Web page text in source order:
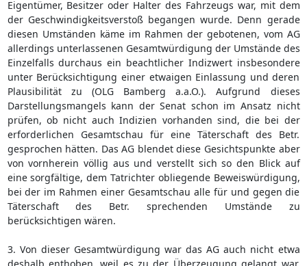
Eigentümer, Besitzer oder Halter des Fahrzeugs war, mit dem
der Geschwindigkeitsverstoß begangen wurde. Denn gerade
diesen Umständen käme im Rahmen der gebotenen, vom AG
allerdings unterlassenen Gesamtwürdigung der Umstände des
Einzelfalls durchaus ein beachtlicher Indizwert insbesondere
unter Berücksichtigung einer etwaigen Einlassung und deren
Plausibilität zu (OLG Bamberg a.a.O.). Aufgrund dieses
Darstellungsmangels kann der Senat schon im Ansatz nicht
prüfen, ob nicht auch Indizien vorhanden sind, die bei der
erforderlichen Gesamtschau für eine Täterschaft des Betr.
gesprochen hätten. Das AG blendet diese Gesichtspunkte aber
von vornherein völlig aus und verstellt sich so den Blick auf
eine sorgfältige, dem Tatrichter obliegende Beweiswürdigung,
bei der im Rahmen einer Gesamtschau alle für und gegen die
Täterschaft des Betr. sprechenden Umstände zu
berücksichtigen wären.
3. Von dieser Gesamtwürdigung war das AG auch nicht etwa
deshalb enthoben, weil es zu der Überzeugung gelangt war,